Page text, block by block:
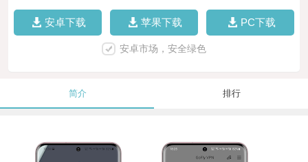
安卓下载 苹果下载 PC下载
安卓市场，安全绿色
简介 排行